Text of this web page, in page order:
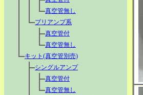
真空管無し
プリアンプ系
真空管付
真空管無し
キット(真空管別売)
シングルアンプ
真空管付
真空管無し